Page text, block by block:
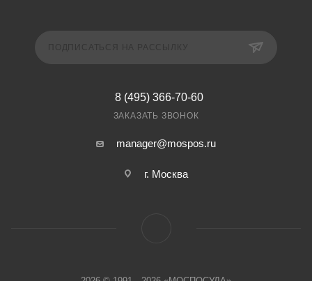
8 (495) 366-70-60
ЗАКАЗАТЬ ЗВОНОК
manager@mospos.ru
г. Москва